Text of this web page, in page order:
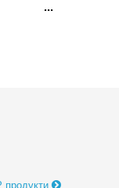
продукти